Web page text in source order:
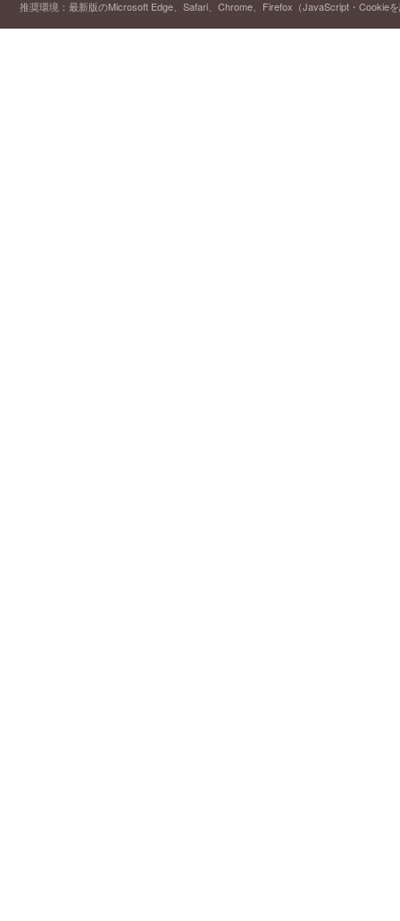
推奨環境：最新版のMicrosoft Edge、Safari、Chrome、Firefox（JavaScript・Cookie